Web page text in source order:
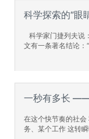
科学探索的“眼
科学家门捷列夫说
文有一条著名结论：
技和工业领域，高
的必备条件。随着
技、现代工
一秒有多长
在这个快节奏的社
务、某个工作 这转